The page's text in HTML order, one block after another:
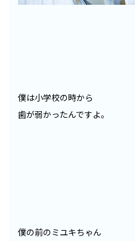
僕は小学校の時から
歯が弱かったんですよ。
僕の前のミユキちゃん